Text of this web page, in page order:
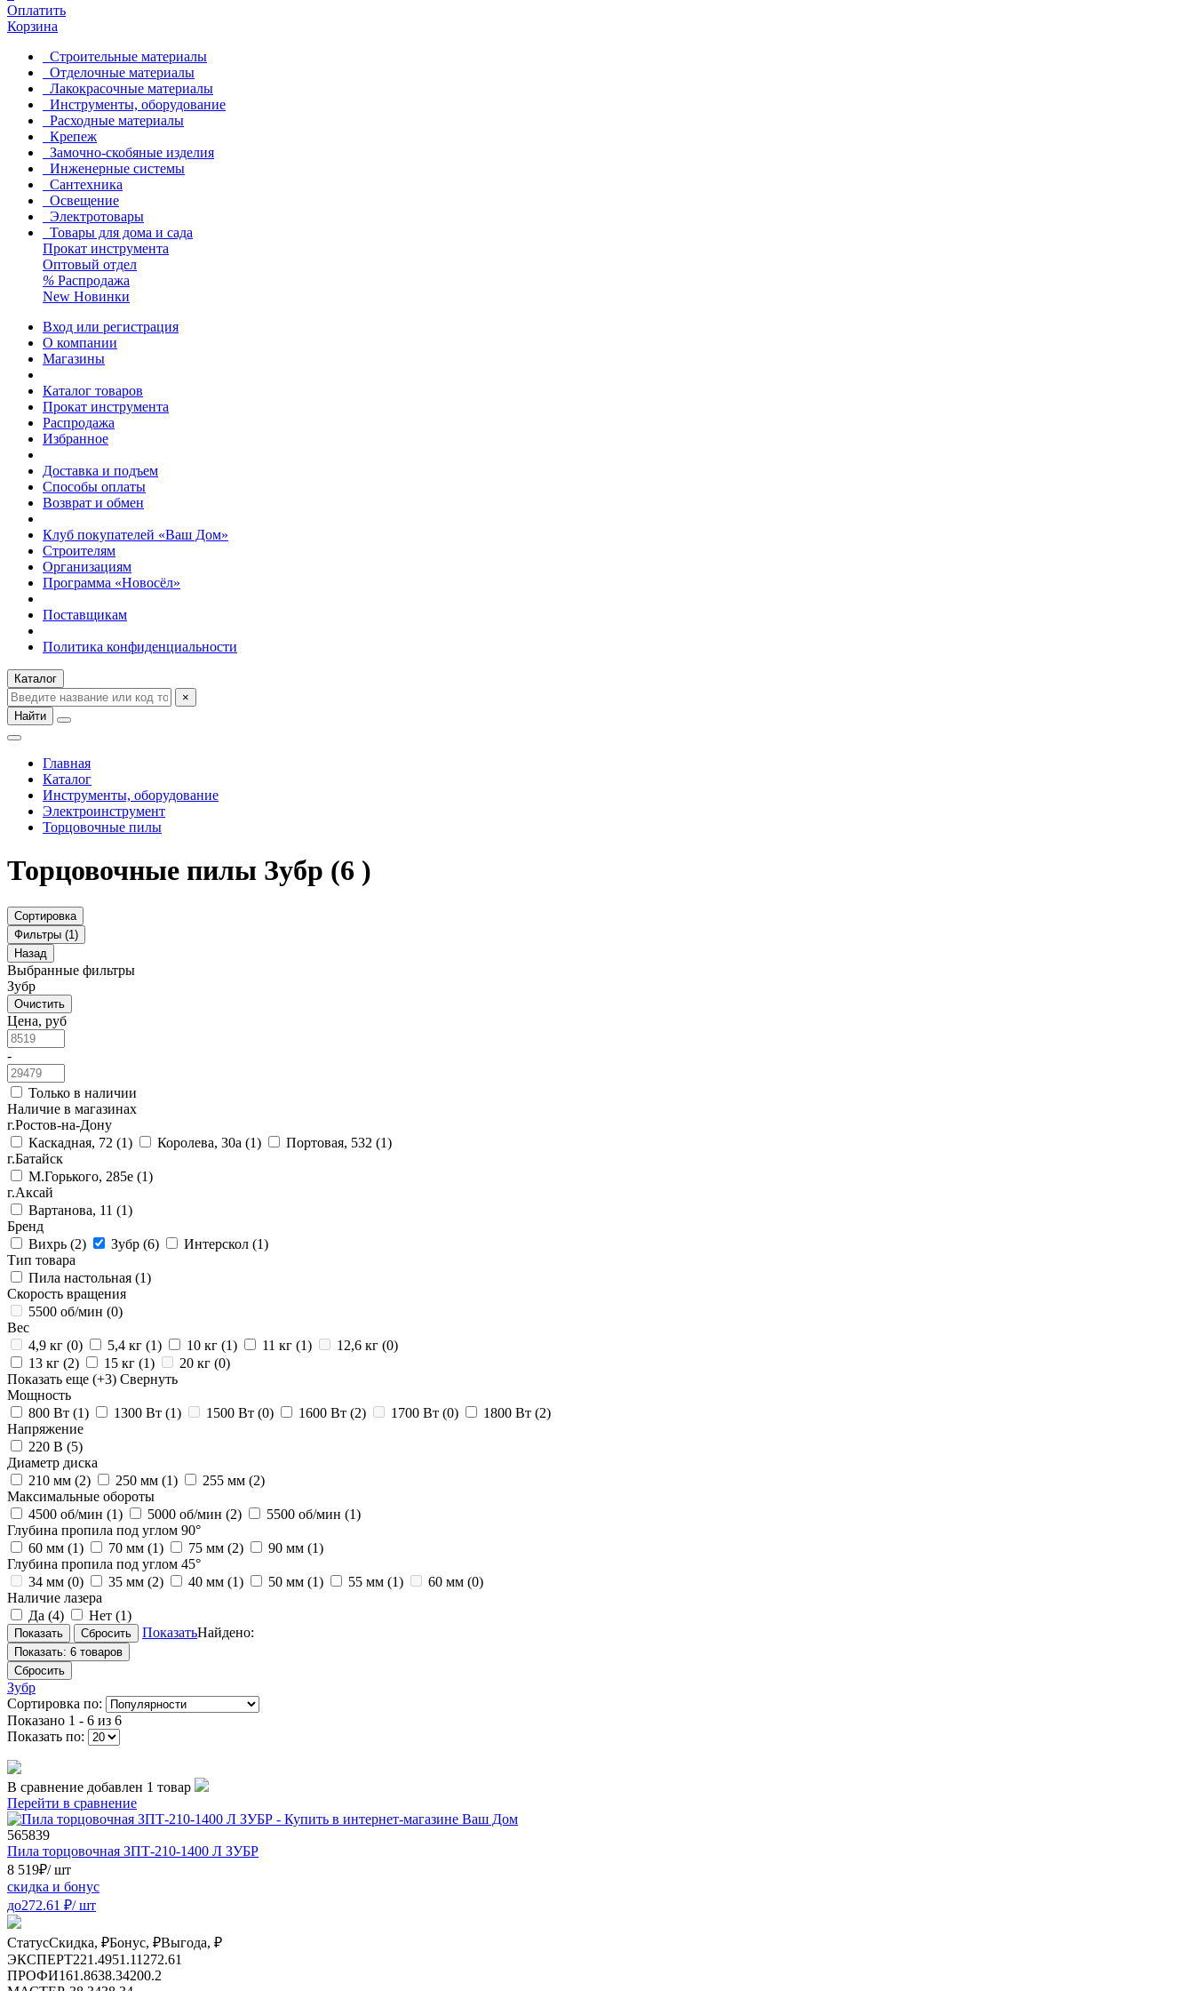
Оплатить
Корзина
Строительные материалы
Отделочные материалы
Лакокрасочные материалы
Инструменты, оборудование
Расходные материалы
Крепеж
Замочно-скобяные изделия
Инженерные системы
Сантехника
Освещение
Электротовары
Товары для дома и сада
Прокат инструмента
Оптовый отдел
% Распродажа
New Новинки
Вход или регистрация
О компании
Магазины
Каталог товаров
Прокат инструмента
Распродажа
Избранное
Доставка и подъем
Способы оплаты
Возврат и обмен
Клуб покупателей «Ваш Дом»
Строителям
Организациям
Программа «Новосёл»
Поставщикам
Политика конфиденциальности
Каталог
×
Найти
Главная
Каталог
Инструменты, оборудование
Электроинструмент
Торцовочные пилы
Торцовочные пилы Зубр (6 )
Сортировка
Фильтры (1)
Назад
Выбранные фильтры
Зубр
Очистить
Цена, руб
-
Только в наличии
Наличие в магазинах
г.Ростов-на-Дону
Каскадная, 72 (1) Королева, 30а (1) Портовая, 532 (1)
г.Батайск
М.Горького, 285е (1)
г.Аксай
Вартанова, 11 (1)
Бренд
Вихрь (2) Зубр (6) Интерскол (1)
Тип товара
Пила настольная (1)
Скорость вращения
5500 об/мин (0)
Вес
4,9 кг (0) 5,4 кг (1) 10 кг (1) 11 кг (1) 12,6 кг (0)
13 кг (2) 15 кг (1) 20 кг (0)
Показать еще (+3) Свернуть
Мощность
800 Вт (1) 1300 Вт (1) 1500 Вт (0) 1600 Вт (2) 1700 Вт (0) 1800 Вт (2)
Напряжение
220 В (5)
Диаметр диска
210 мм (2) 250 мм (1) 255 мм (2)
Максимальные обороты
4500 об/мин (1) 5000 об/мин (2) 5500 об/мин (1)
Глубина пропила под углом 90°
60 мм (1) 70 мм (1) 75 мм (2) 90 мм (1)
Глубина пропила под углом 45°
34 мм (0) 35 мм (2) 40 мм (1) 50 мм (1) 55 мм (1) 60 мм (0)
Наличие лазера
Да (4) Нет (1)
ПоказатьНайдено:
Показать: 6 товаров
Сбросить
Зубр
Сортировка по:
Показано 1 - 6 из 6
Показать по:
В сравнение добавлен 1 товар
Перейти в сравнение
565839
Пила торцовочная ЗПТ-210-1400 Л ЗУБР
8 519₽/ шт
скидка и бонус
до272.61 ₽/ шт
СтатусСкидка, ₽Бонус, ₽Выгода, ₽
ЭКСПЕРТ221.4951.11 272.61
ПРОФИ161.8638.34200.2